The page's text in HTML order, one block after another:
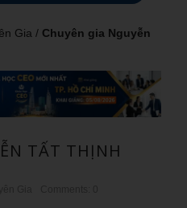
Gia / Chuyên gia Nguyễn
TẤT THỊNH